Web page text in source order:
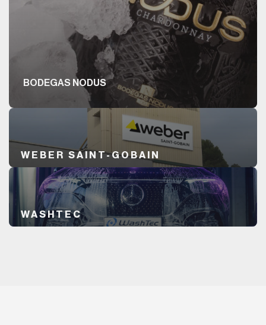
BODEGAS NODUS
WEBER SAINT-GOBAIN
WASHTEC